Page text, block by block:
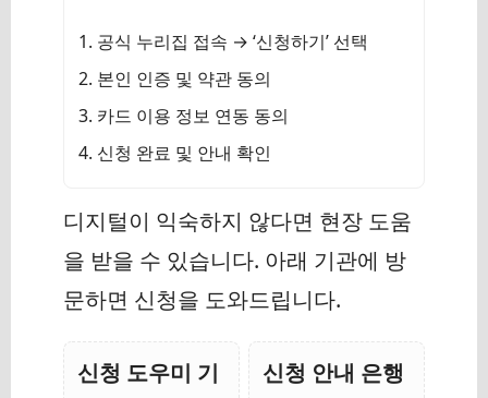
공식 누리집 접속 → ‘신청하기’ 선택
본인 인증 및 약관 동의
카드 이용 정보 연동 동의
신청 완료 및 안내 확인
디지털이 익숙하지 않다면 현장 도움
을 받을 수 있습니다. 아래 기관에 방
문하면 신청을 도와드립니다.
신청 도우미 기
신청 안내 은행